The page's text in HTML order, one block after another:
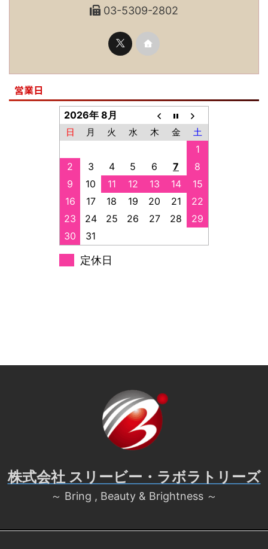
03-5309-2802
営業日
2026年 8月
日 月 火 水 木 金 土
1
2
3 4 5 6 7
8
9
10 11 12 13 14
15
16
17 18 19 20 21
22
23
24 25 26 27 28
29
30
31
定休日
株式会社 スリービー・ラボラトリーズ
～ Bring , Beauty & Brightness ～